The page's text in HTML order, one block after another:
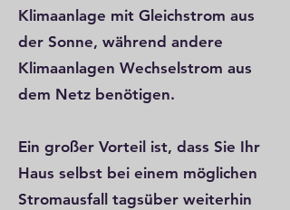
Klimaanlage mit Gleichstrom aus
der Sonne, während andere
Klimaanlagen Wechselstrom aus
dem Netz benötigen.
Ein großer Vorteil ist, dass Sie Ihr
Haus selbst bei einem möglichen
Stromausfall tagsüber weiterhin